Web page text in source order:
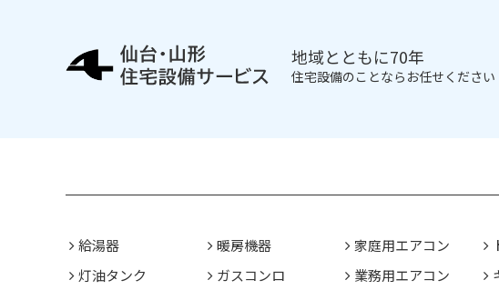
地域とともに70年
住宅設備のことならお任せください
給湯器
灯油タンク
暖房機器
ガスコンロ
家庭用エアコン
業務用エアコン